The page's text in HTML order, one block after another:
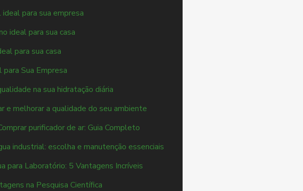
para sua empresa
ideal para sua casa
para sua casa
Sua Empresa
na sua hidratação diária
e melhorar a qualidade do seu ambiente
purificador de ar: Guia Completo
industrial: escolha e manutenção essenciais
para Laboratório: 5 Vantagens Incríveis
na Pesquisa Científica